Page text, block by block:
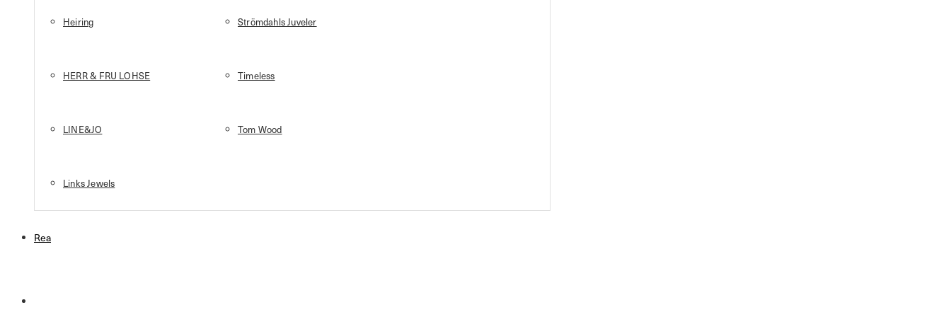
Heiring
HERR & FRU LOHSE
LINE&JO
Links Jewels
Strömdahls Juveler
Timeless
Tom Wood
Rea